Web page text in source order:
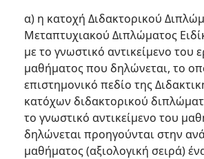
α) η κατοχή Διδακτορικού
Μεταπτυχιακού Διπλώματος
με το γνωστικό αντικείμενο του
μαθήματος που δηλώνεται, το
επιστημονικό πεδίο της
κατόχων διδακτορικού
το γνωστικό αντικείμενο του
δηλώνεται προηγούνται στην
μαθήματος (αξιολογική σειρά)